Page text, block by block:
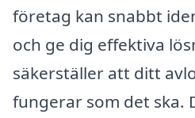
företag kan snabbt
och ge dig effektiva
säkerställer att ditt
fungerar som det ska.